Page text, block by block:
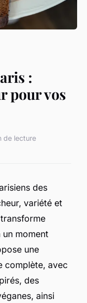
:
pour vos
de lecture
des
variété et
un moment
une
complète, avec
des
ainsi